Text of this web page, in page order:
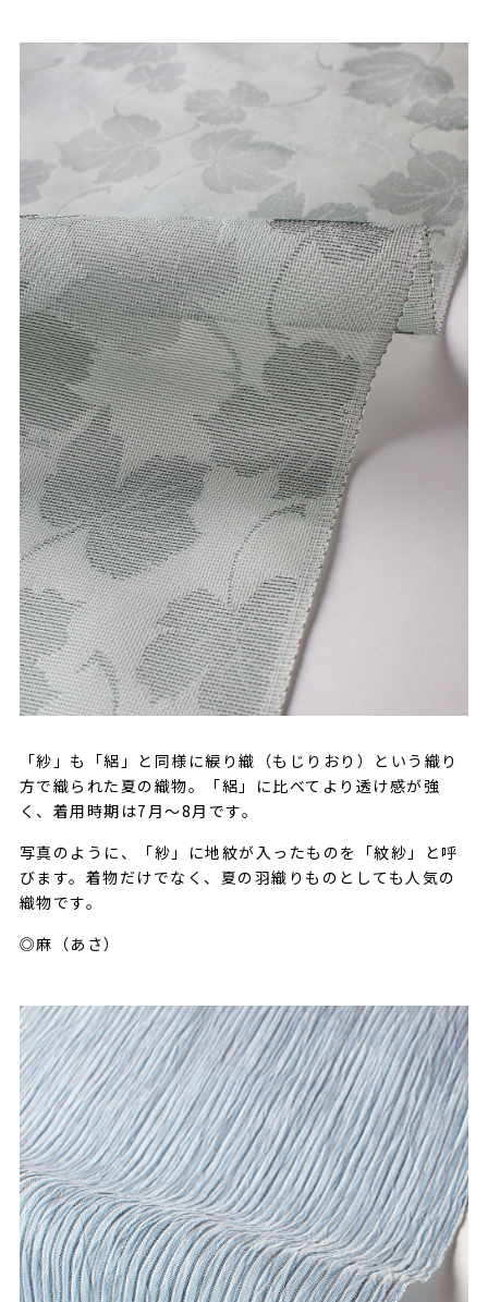
「紗」も「絽」と同様に綟り織（もじりおり）という織り
方で織られた夏の織物。「絽」に比べてより透け感が強
く、着用時期は7月〜8月です。
写真のように、「紗」に地紋が入ったものを「紋紗」と呼
びます。着物だけでなく、夏の羽織りものとしても人気の
織物です。
◎麻（あさ）